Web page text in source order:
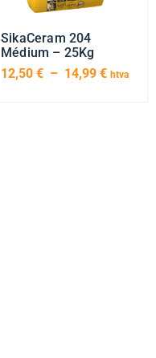
SikaCeram 204
Médium – 25Kg
12,50 € – 14,99 € htva